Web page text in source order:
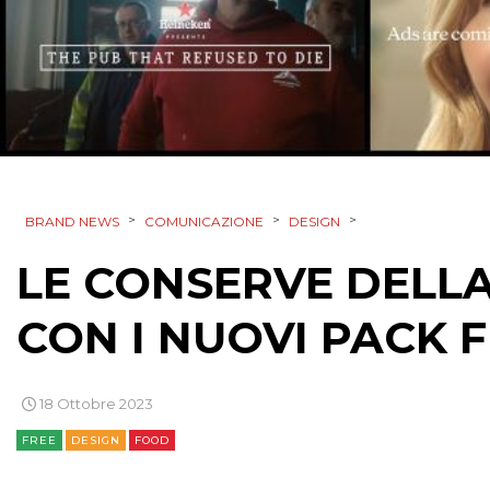
BRAND NEWS > COMUNICAZIONE > DESIGN >
LE CONSERVE
CON I NUOVI PACK
18 Ottobre 2023
FREE DESIGN FOOD